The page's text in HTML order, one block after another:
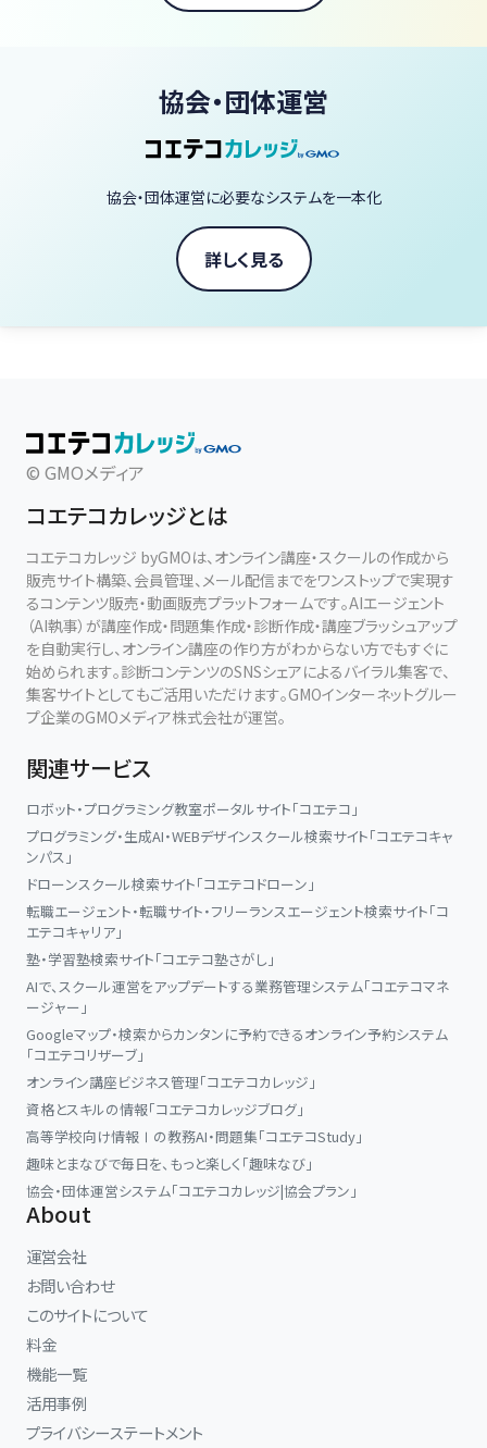
協会・団体運営
協会・団体運営に必要なシステムを一本化
詳しく見る
© GMOメディア
コエテコカレッジとは
コエテコカレッジ byGMOは、オンライン講座・スクールの作成から
販売サイト構築、会員管理、メール配信までをワンストップで実現す
るコンテンツ販売・動画販売プラットフォームです。AIエージェント
（AI執事）が講座作成・問題集作成・診断作成・講座ブラッシュアップ
を自動実行し、オンライン講座の作り方がわからない方でもすぐに
始められます。診断コンテンツのSNSシェアによるバイラル集客で、
集客サイトとしてもご活用いただけます。GMOインターネットグルー
プ企業のGMOメディア株式会社が運営。
関連サービス
ロボット・プログラミング教室ポータルサイト「コエテコ」
プログラミング・生成AI・WEBデザインスクール検索サイト「コエテコキャ
ンパス」
ドローンスクール検索サイト「コエテコドローン」
転職エージェント・転職サイト・フリーランスエージェント検索サイト「コ
エテコキャリア」
塾・学習塾検索サイト「コエテコ塾さがし」
AIで、スクール運営をアップデートする業務管理システム「コエテコマネ
ージャー」
Googleマップ・検索からカンタンに予約できるオンライン予約システム
「コエテコリザーブ」
オンライン講座ビジネス管理「コエテコカレッジ」
資格とスキルの情報「コエテコカレッジブログ」
高等学校向け情報Ⅰの教務AI・問題集「コエテコStudy」
趣味とまなびで毎日を、もっと楽しく「趣味なび」
協会・団体運営システム「コエテコカレッジ|協会プラン」
About
運営会社
お問い合わせ
このサイトについて
料金
機能一覧
活用事例
プライバシーステートメント